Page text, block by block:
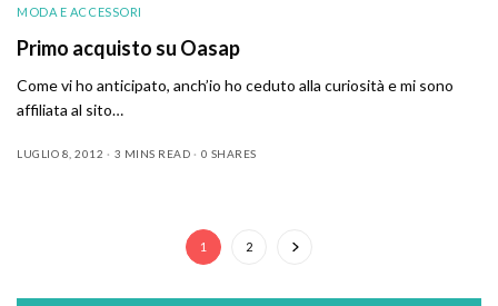
MODA E ACCESSORI
Primo acquisto su Oasap
Come vi ho anticipato, anch’io ho ceduto alla curiosità e mi sono
affiliata al sito…
LUGLIO 8, 2012 3 MINS READ 0 SHARES
1 2